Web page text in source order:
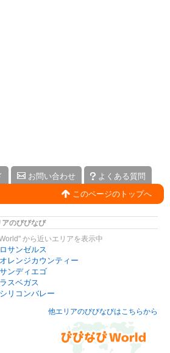
お問い合わせ
よくある質問
このページのトップへ
のびびなび
から近いエリアを表示中
サンゼルス
レンジカウンティー
ンディエゴ
スベガス
リコンバレー
他エリアのびびなびはこちらから